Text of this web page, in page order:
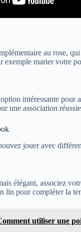
au rose,
exemple marier votre
intéressante
une association
jouer avec
élégant, associez
lin pour compléter la
utiliser une